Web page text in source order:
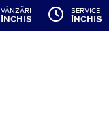
VÂNZĂRI
ÎNCHIS
SERVICE
ÎNCHIS